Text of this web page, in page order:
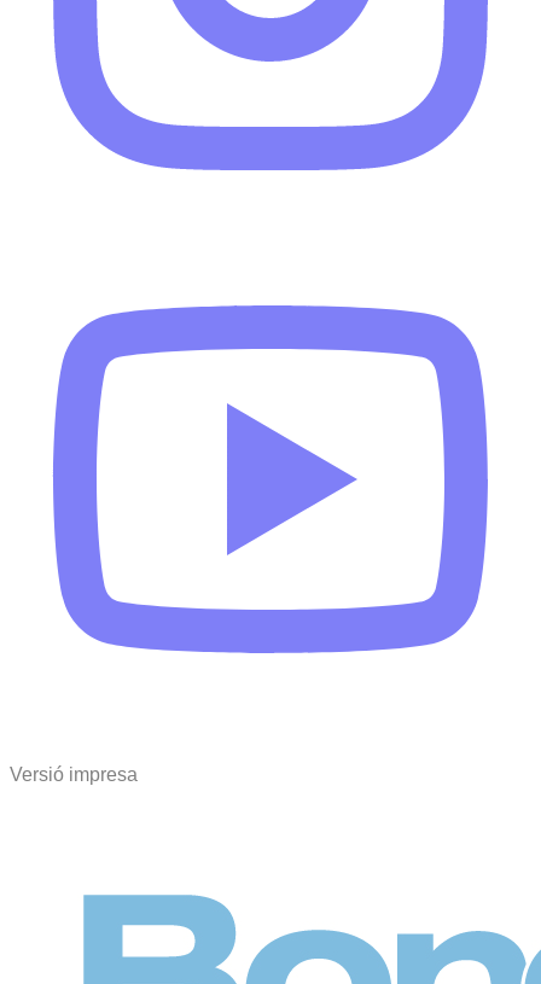
Versió impresa